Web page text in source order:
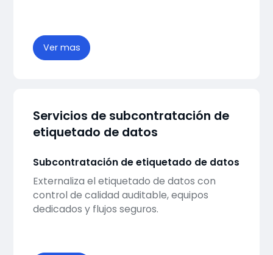
Ver mas
Servicios de subcontratación de
etiquetado de datos
Subcontratación de etiquetado de datos
Externaliza el etiquetado de datos con
control de calidad auditable, equipos
dedicados y flujos seguros.